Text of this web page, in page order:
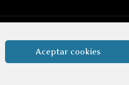
Aceptar cookies